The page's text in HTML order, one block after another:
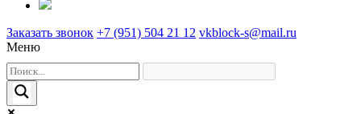
Заказать звонок +7 (951) 504 21 12 vkblock-s@mail.ru
Меню